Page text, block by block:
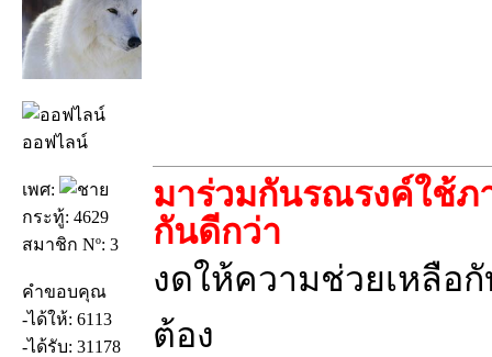
ออฟไลน์
เพศ:
กระทู้: 4629
สมาชิก Nº: 3
คำขอบคุณ
-ได้ให้: 6113
-ได้รับ: 31178
มาร่วมกันรณรงค์ใช้ภ
กันดีกว่า
งดให้ความช่วยเหลือ
ต้อง